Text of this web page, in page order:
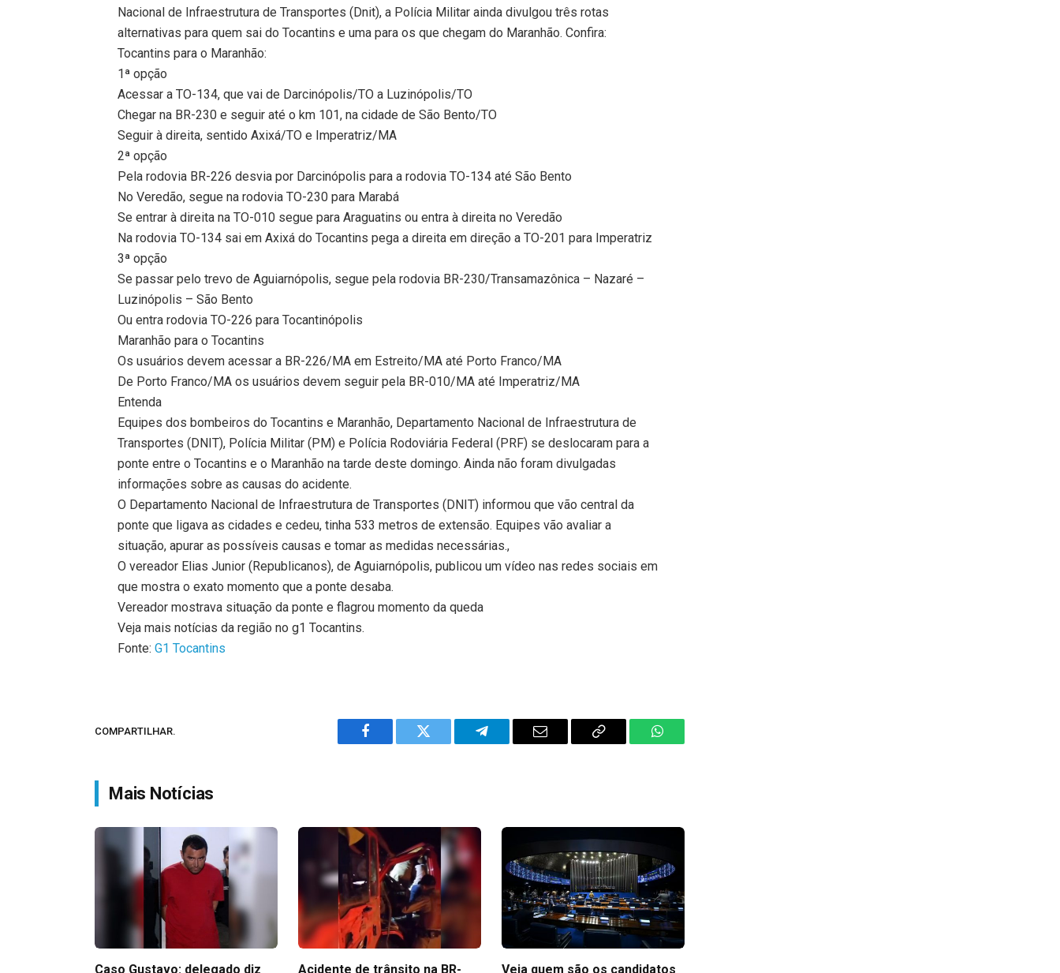
Nacional de Infraestrutura de Transportes (Dnit), a Polícia Militar ainda divulgou três rotas
alternativas para quem sai do Tocantins e uma para os que chegam do Maranhão. Confira:
Tocantins para o Maranhão:
1ª opção
Acessar a TO-134, que vai de Darcinópolis/TO a Luzinópolis/TO
Chegar na BR-230 e seguir até o km 101, na cidade de São Bento/TO
Seguir à direita, sentido Axixá/TO e Imperatriz/MA
2ª opção
Pela rodovia BR-226 desvia por Darcinópolis para a rodovia TO-134 até São Bento
No Veredão, segue na rodovia TO-230 para Marabá
Se entrar à direita na TO-010 segue para Araguatins ou entra à direita no Veredão
Na rodovia TO-134 sai em Axixá do Tocantins pega a direita em direção a TO-201 para Imperatriz
3ª opção
Se passar pelo trevo de Aguiarnópolis, segue pela rodovia BR-230/Transamazônica – Nazaré –
Luzinópolis – São Bento
Ou entra rodovia TO-226 para Tocantinópolis
Maranhão para o Tocantins
Os usuários devem acessar a BR-226/MA em Estreito/MA até Porto Franco/MA
De Porto Franco/MA os usuários devem seguir pela BR-010/MA até Imperatriz/MA
Entenda
Equipes dos bombeiros do Tocantins e Maranhão, Departamento Nacional de Infraestrutura de
Transportes (DNIT), Polícia Militar (PM) e Polícia Rodoviária Federal (PRF) se deslocaram para a
ponte entre o Tocantins e o Maranhão na tarde deste domingo. Ainda não foram divulgadas
informações sobre as causas do acidente.
O Departamento Nacional de Infraestrutura de Transportes (DNIT) informou que vão central da
ponte que ligava as cidades e cedeu, tinha 533 metros de extensão. Equipes vão avaliar a
situação, apurar as possíveis causas e tomar as medidas necessárias.,
O vereador Elias Junior (Republicanos), de Aguiarnópolis, publicou um vídeo nas redes sociais em
que mostra o exato momento que a ponte desaba.
Vereador mostrava situação da ponte e flagrou momento da queda
Veja mais notícias da região no g1 Tocantins.
Fonte:G1 Tocantins
COMPARTILHAR.
Facebook Twitter Telegram Email
Copy
WhatsApp
Mais Notícias
Caso Gustavo: delegado diz Acidente de trânsito na BR- Veja quem são os candidatos